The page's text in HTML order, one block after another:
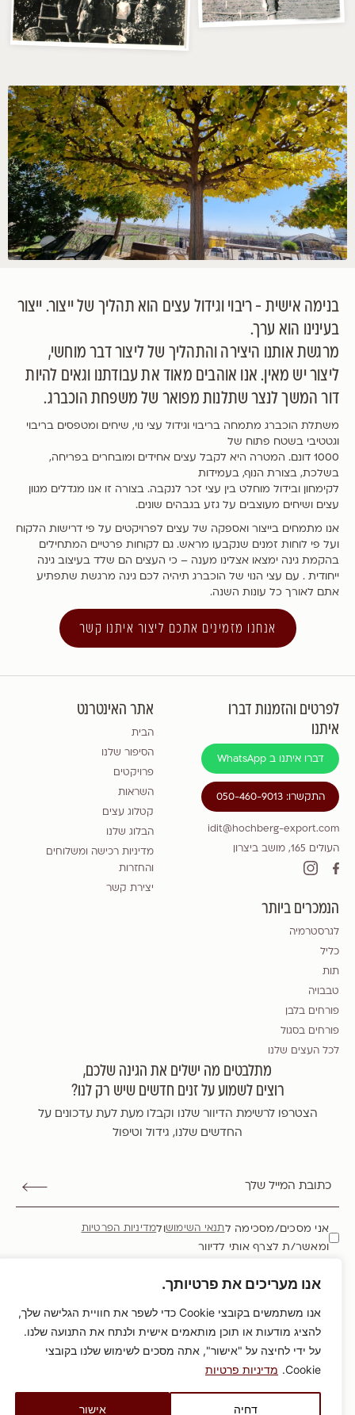
אנו מעריכים את פרטיותך.
אנו משתמשים בקובצי Cookie כדי לשפר את חוויית הגלישה שלך,
להציג מודעות או תוכן מותאמים אישית ולנתח את התנועה שלנו.
על ידי לחיצה על "אישור", אתה מסכים לשימוש שלנו בקובצי
Cookie.
מדיניות פרטיות
דחיה אישור
בנימה אישית - ריבוי וגידול עצים הוא תהליך של ייצור. ייצור
בעינינו הוא ערך.
מרגשת אותנו היצירה והתהליך של ליצור דבר מוחשי,
ליצור יש מאין. אנו אוהבים מאוד את עבודתנו וגאים להיות
דור המשך לנצר שתלנות מפואר של משפחת הוכברג.
משתלת הוכברג מתמחה בריבוי וגידול עצי נוי, שיחים ומטפסים בריבוי
וגטטיבי בשטח פתוח של
1000 דונם. המטרה היא לקבל עצים אחידים ומובחרים בפריחה,
בשלכת, בצורת הנוף, בעמידות
לקימחון ובידול מוחלט בין עצי זכר לנקבה. בצורה זו אנו מגדלים מגוון
עצים ושיחים מעוצבים על גזע בגבהים שונים.
אנו מתמחים בייצור ואספקה של עצים לפרויקטים על פי דרישות הלקוח
ועל פי לוחות זמנים שנקבעו מראש. גם לקוחות פרטיים המתחילים
בהקמת גינה ימצאו אצלינו מענה – כי העצים הם שלד בעיצוב גינה
ייחודית . עם עצי הנוי של הוכברג תיהיה לכם גינה מרגשת שתפתיע
אתם לאורך כל עונות השנה.
אנחנו מזמינים אתכם ליצור איתנו קשר
לפרטים והזמנות דברו
איתנו
דברו איתנו ב WhatsApp
התקשרו: 050-460-9013
idit@hochberg-export.com
העולים 165, מושב ביצרון
אתר האינטרנט
הבית
הסיפור שלנו
פרויקטים
השראות
קטלוג עצים
הבלוג שלנו
מדיניות רכישה ומשלוחים
והחזרות
יצירת קשר
הנמכרים ביותר
לגרסטרמיה
כליל
תות
טבבויה
פורחים בלבן
פורחים בסגול
לכל העצים שלנו
מתלבטים מה ישלים את הגינה שלכם,
רוצים לשמוע על זנים חדשים שיש רק לנו?
הצטרפו לרשימת הדיוור שלנו וקבלו מעת לעת עדכונים על
החדשים שלנו, גידול וטיפול
אני מסכים/מסכימה לתנאי השימושולמדיניות הפרטיות
ומאשר/ת לצרף אותי לדיוור
HOCHBERG
UX/UI & DEV BY SENTRYSITE